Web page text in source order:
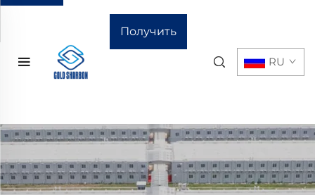
Получить
RU